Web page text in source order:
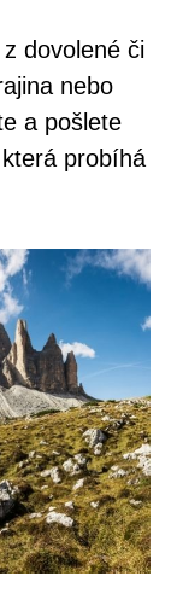
dovolené či
nebo
a pošlete
probíhá